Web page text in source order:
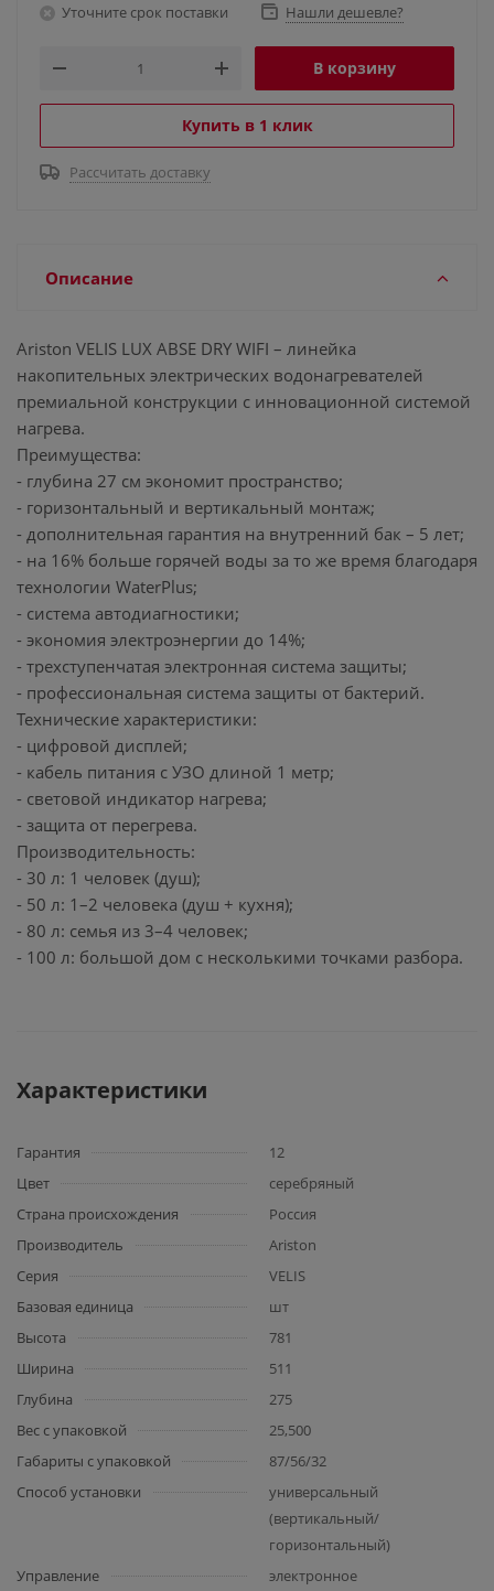
Уточните срок поставки Нашли дешевле?
В корзину
Купить в 1 клик
Рассчитать доставку
Описание
Ariston VELIS LUX ABSE DRY WIFI – линейка
накопительных электрических водонагревателей
премиальной конструкции с инновационной системой
нагрева.
Преимущества:
- глубина 27 см экономит пространство;
- горизонтальный и вертикальный монтаж;
- дополнительная гарантия на внутренний бак – 5 лет;
- на 16% больше горячей воды за то же время благодаря
технологии WaterPlus;
- система автодиагностики;
- экономия электроэнергии до 14%;
- трехступенчатая электронная система защиты;
- профессиональная система защиты от бактерий.
Технические характеристики:
- цифровой дисплей;
- кабель питания с УЗО длиной 1 метр;
- световой индикатор нагрева;
- защита от перегрева.
Производительность:
- 30 л: 1 человек (душ);
- 50 л: 1–2 человека (душ + кухня);
- 80 л: семья из 3–4 человек;
- 100 л: большой дом с несколькими точками разбора.
Характеристики
Гарантия
12
Цвет
серебряный
Страна происхождения
Россия
Производитель
Ariston
Серия
VELIS
Базовая единица
шт
Высота
781
Ширина
511
Глубина
275
Вес с упаковкой
25,500
Габариты с упаковкой
87/56/32
Способ установки
универсальный
(вертикальный/
горизонтальный)
Управление
электронное